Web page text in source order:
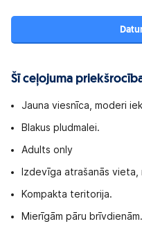
Šī ceļojuma
Jauna viesnīca, moderi
Blakus pludmalei.
Adults only
Izdevīga atrašanās
Kompakta teritorija.
Mierīgām pāru brīvdienām.